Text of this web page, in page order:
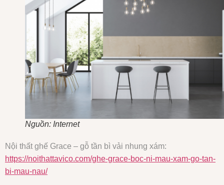
Nguồn: Internet
Nội thất ghế Grace – gỗ tần bì vải nhung xám:
https://noithattavico.com/ghe-grace-boc-ni-mau-xam-go-tan-
bi-mau-nau/